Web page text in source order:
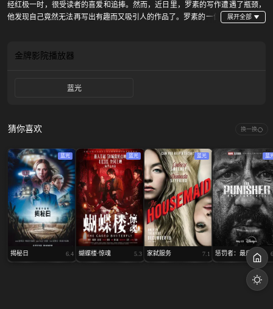
经红极一时，很受读者的喜爱和追捧。然而，近日里，罗素的写作遭遇了瓶颈，
他发现自己竟然无法再写出有趣而又吸引人的作品了。罗素的一位
者是名为坎迪斯（苏菲·奎茵顿 Sophie Quinton 饰）的女子，她是当地赫赫有名的
金牌影院播放器
蓝光
猜你喜欢 换一换
蓝光
揭秘日 6.4
蓝光
蝴蝶楼·惊魂 5.3
蓝光
家弑服务 7.1
蓝
惩罚者：最后一击